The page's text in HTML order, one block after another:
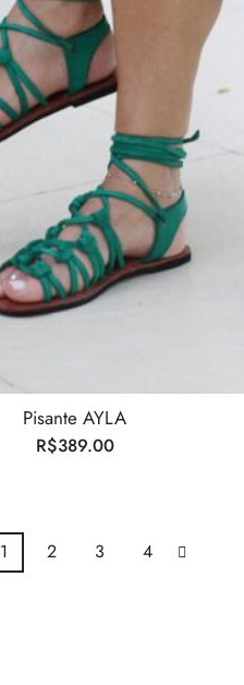
Pisante AYLA
R$389.00
1 2 3 4